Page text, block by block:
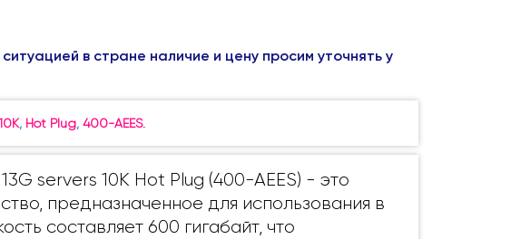
в стране наличие и цену просим уточнять у
, Hot Plug, 400-AEES.
servers 10K Hot Plug (400-AEES) - это
предназначенное для использования в
составляет 600 гигабайт, что